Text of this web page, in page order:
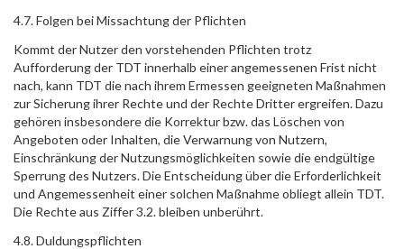
4.7. Folgen bei Missachtung der Pflichten
Kommt der Nutzer den vorstehenden Pflichten trotz
Aufforderung der TDT innerhalb einer angemessenen Frist nicht
nach, kann TDT die nach ihrem Ermessen geeigneten Maßnahmen
zur Sicherung ihrer Rechte und der Rechte Dritter ergreifen. Dazu
gehören insbesondere die Korrektur bzw. das Löschen von
Angeboten oder Inhalten, die Verwarnung von Nutzern,
Einschränkung der Nutzungsmöglichkeiten sowie die endgültige
Sperrung des Nutzers. Die Entscheidung über die Erforderlichkeit
und Angemessenheit einer solchen Maßnahme obliegt allein TDT.
Die Rechte aus Ziffer 3.2. bleiben unberührt.
4.8. Duldungspflichten